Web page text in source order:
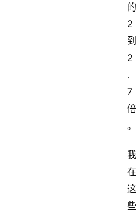
的
2
到
2
.
7
倍
。
我
在
这
些